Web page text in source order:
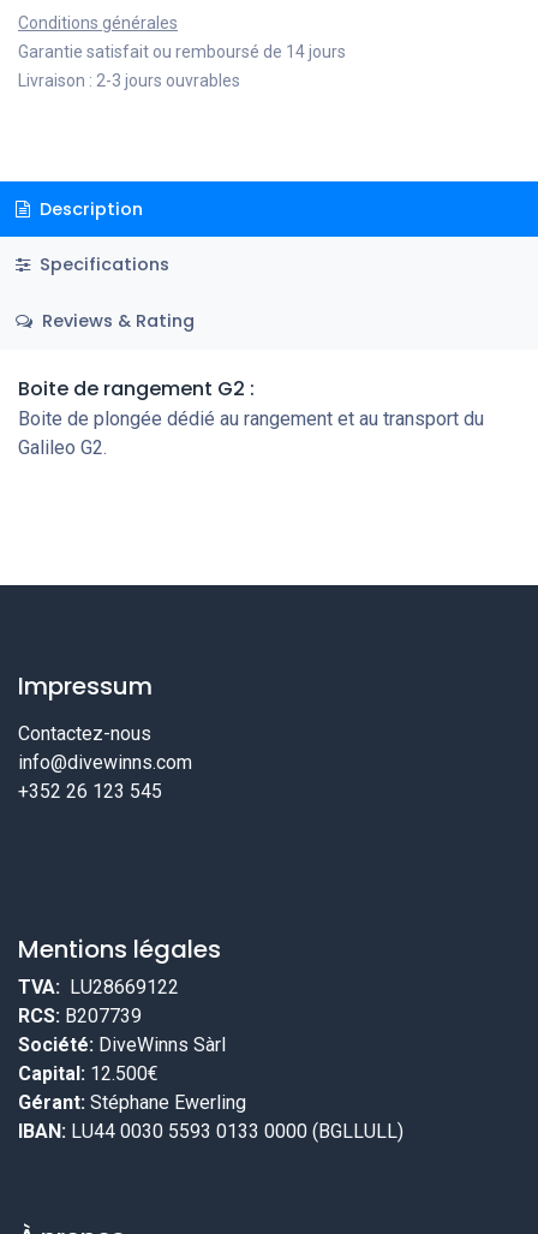
Conditions générales
Garantie satisfait ou remboursé de 14 jours
Livraison : 2-3 jours ouvrables
Description
Specifications
Reviews & Rating
Boite de rangement G2 :
Boite de plongée dédié au rangement et au transport du
Galileo G2.
Impressum
Contactez-nous
info@divewinns.com
+352 26 123 545
Mentions légales
TVA: LU28669122
RCS: B207739
Société: DiveWinns Sàrl
Capital: 12.500€
Gérant: Stéphane Ewerling
IBAN: LU44 0030 5593 0133 0000 (BGLLULL)